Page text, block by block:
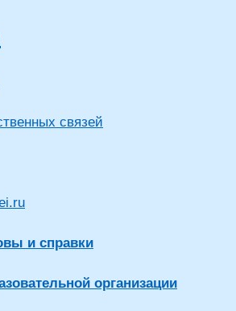
связей
и справки
организации